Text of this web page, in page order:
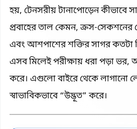
হয়, টেনসরীয় টানাপোড়েন কীভাবে
প্রবাহের তাল কেমন, ক্রস-সেকশনের
এবং আশপাশের শক্তির সাগর কতটা
এসব মিলেই পরীক্ষায় ধরা পড়া ভর,
করে। এগুলো বাইরে থেকে লাগানো
স্বাভাবিকভাবে “উদ্ভূত” করে।